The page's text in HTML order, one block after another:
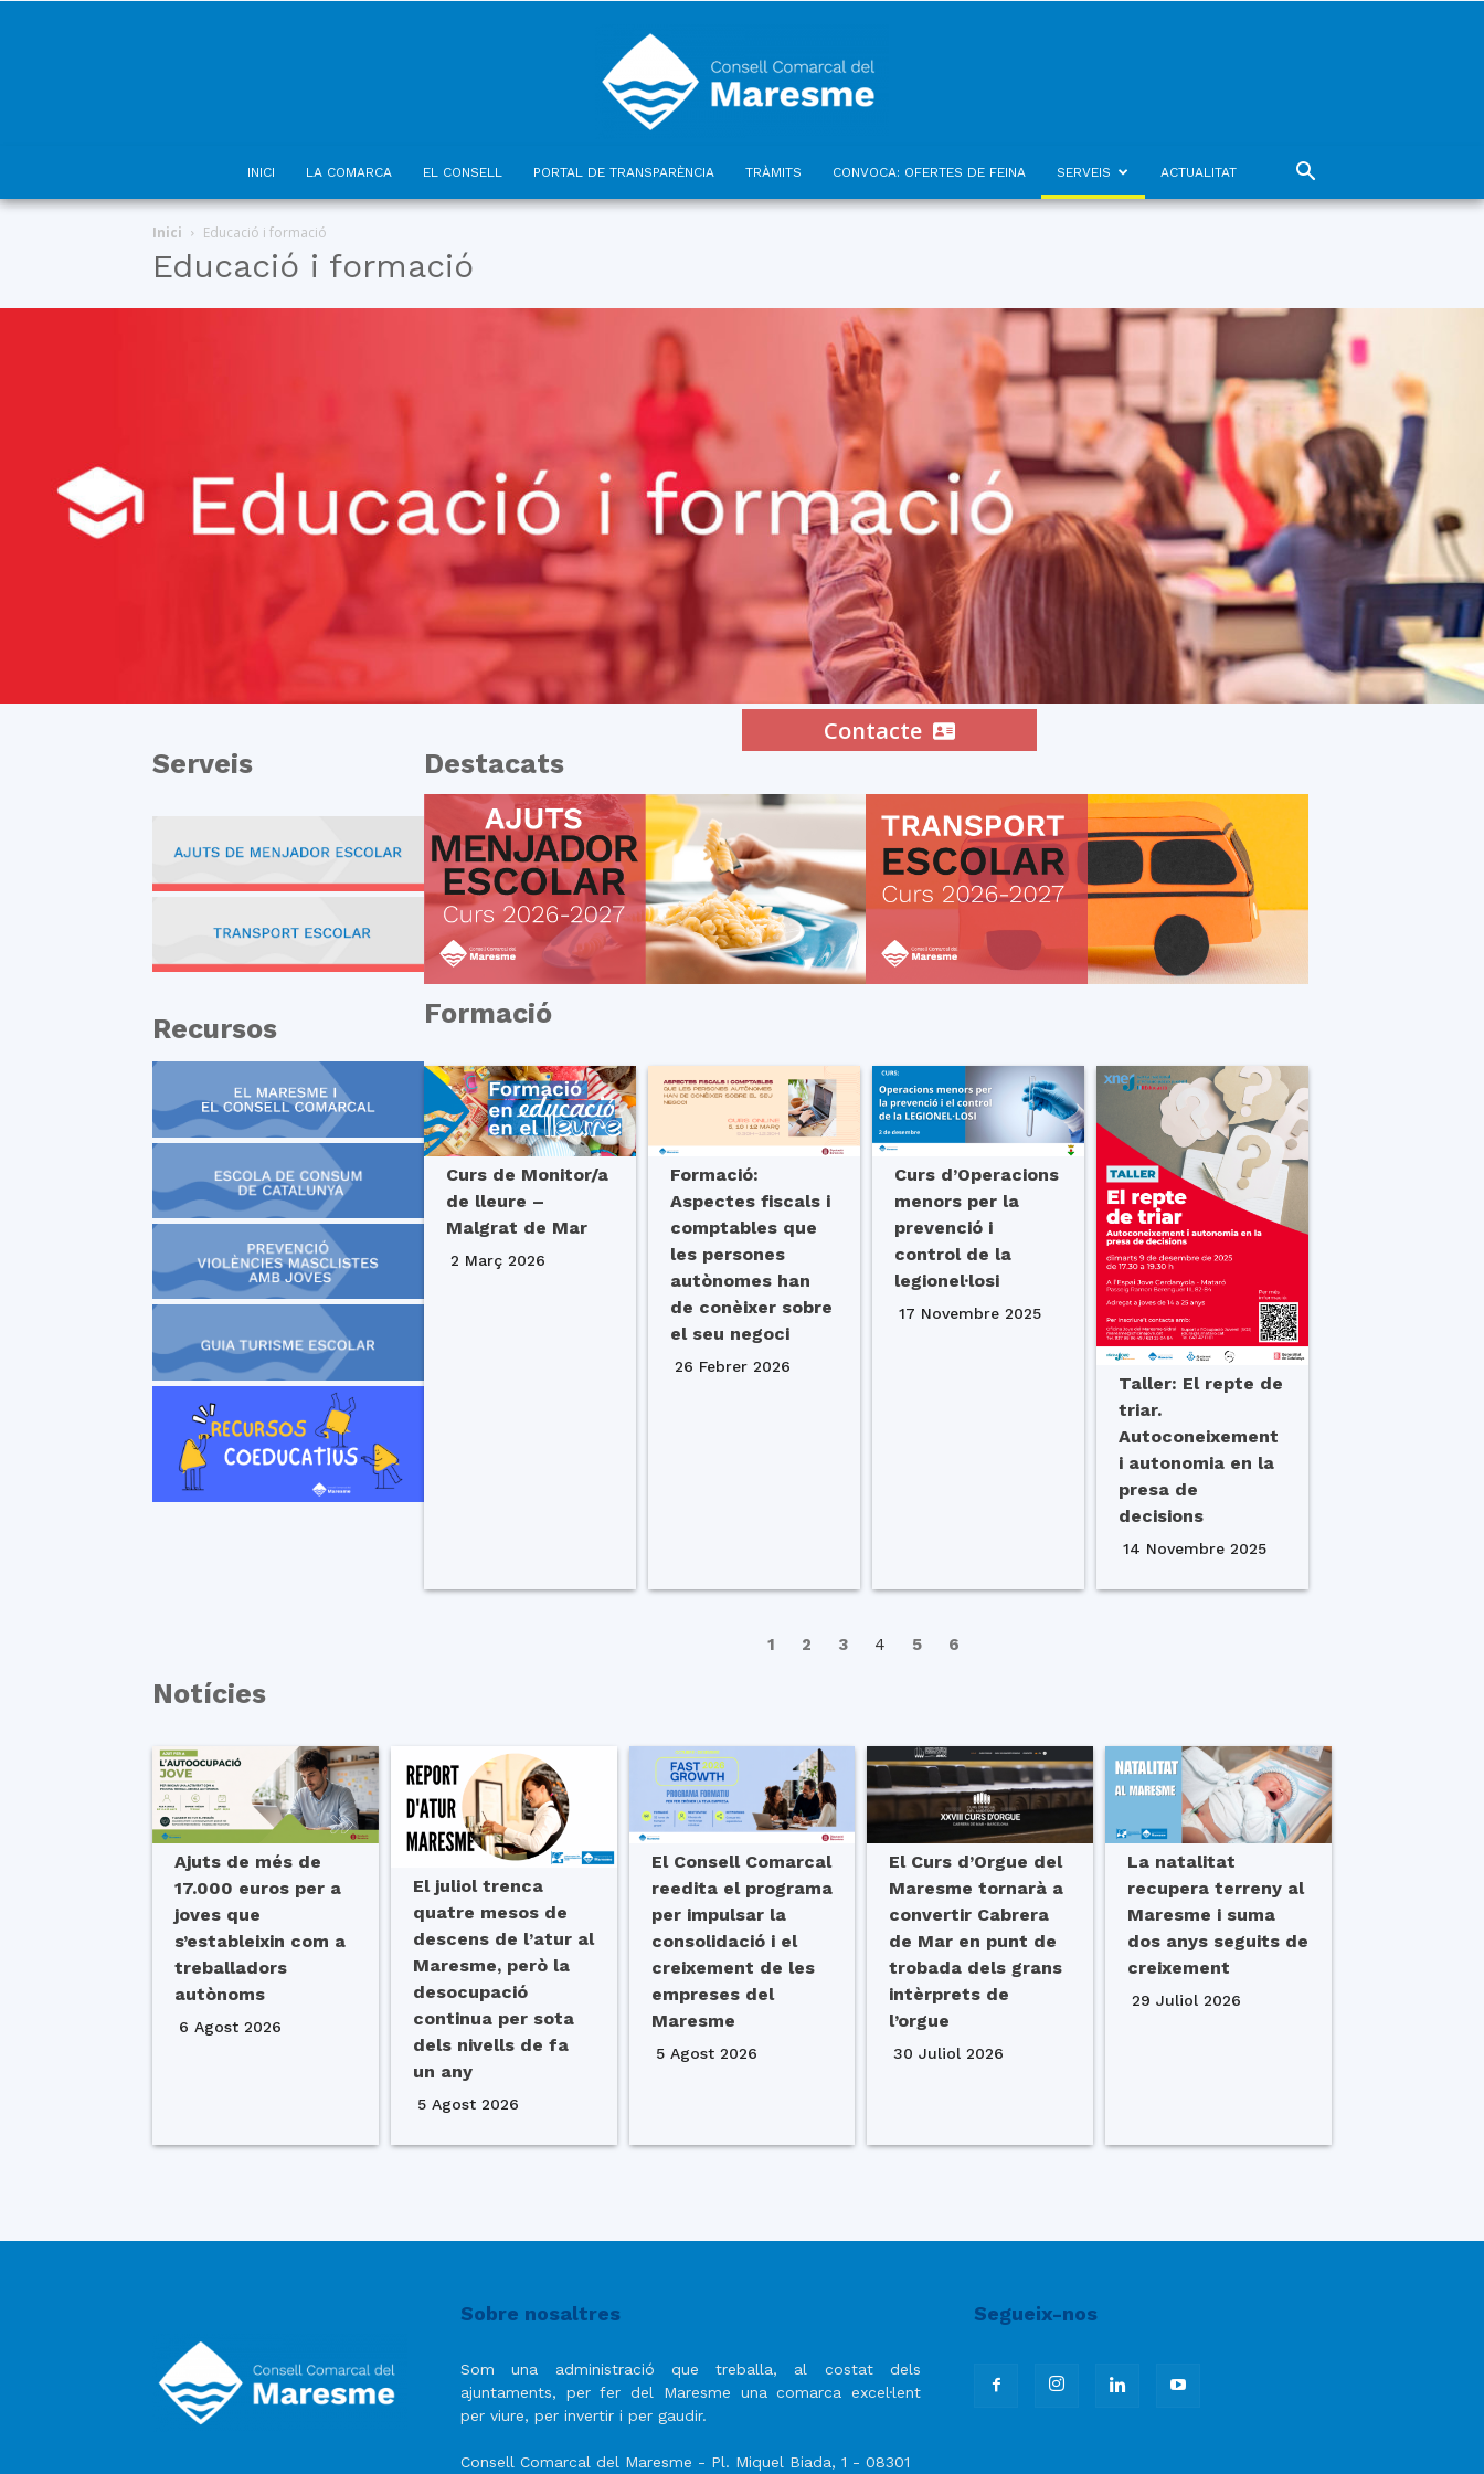
del
Maresme
INICI LA COMARCA EL CONSELL PORTAL DE TRANSPARÈNCIA TRÀMITS CONVOCA: OFERTES DE FEINA SERVEIS ACTUALITAT
Inici Educació i formació
Educació i formació
Contacte
Serveis
Recursos
Destacats
Formació
Curs de Monitor/a
de lleure –
Malgrat de Mar
2 Març 2026
Formació:
Aspectes fiscals i
comptables que
les persones
autònomes han
de conèixer sobre
el seu negoci
26 Febrer 2026
Curs d’Operacions
menors per la
prevenció i
control de la
legionel·losi
17 Novembre 2025
Taller: El repte de
triar.
Autoconeixement
i autonomia en la
presa de
decisions
14 Novembre 2025
1 2 3 4 5 6
Notícies
Ajuts de més de
17.000 euros per a
joves que
s’estableixin com a
treballadors
autònoms
6 Agost 2026
El juliol trenca
quatre mesos de
descens de l’atur al
Maresme, però la
desocupació
continua per sota
dels nivells de fa
un any
5 Agost 2026
El Consell Comarcal
reedita el programa
per impulsar la
consolidació i el
creixement de les
empreses del
Maresme
5 Agost 2026
El Curs d’Orgue del
Maresme tornarà a
convertir Cabrera
de Mar en punt de
trobada dels grans
intèrprets de
l’orgue
30 Juliol 2026
La natalitat
recupera terreny al
Maresme i suma
dos anys seguits de
creixement
29 Juliol 2026
Sobre nosaltres
Som una administració que treballa, al costat dels
ajuntaments, per fer del Maresme una comarca excel·lent
per viure, per invertir i per gaudir.
Consell Comarcal del Maresme - Pl. Miquel Biada, 1 - 08301
Segueix-nos